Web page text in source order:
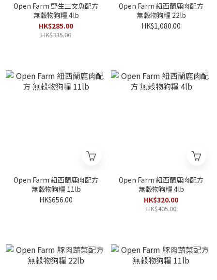
Open Farm 野生三文魚配方
無穀物狗糧 4lb
HK$285.00
HK$335.00
Open Farm 紐西蘭鹿肉配方
無穀物狗糧 22lb
HK$1,080.00
Open Farm 紐西蘭鹿肉配方
無穀物狗糧 11lb
HK$656.00
Open Farm 紐西蘭鹿肉配方
無穀物狗糧 4lb
HK$320.00
HK$405.00